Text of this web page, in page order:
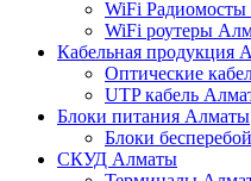
WiFi
WiFi роутеры
Кабельная продукция
Оптические
UTP кабель
Блоки питания Алматы
Блоки
СКУД Алматы